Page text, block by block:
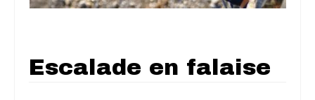
Escalade en falaise